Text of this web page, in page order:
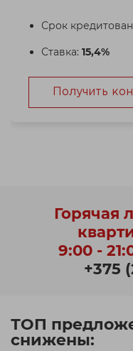
Срок
Ставка: 15,4%
Получить
Горячая
9:00 -
+375
ТОП
снижены: